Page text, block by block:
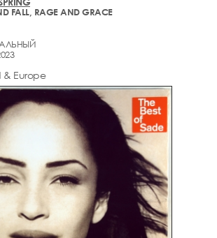
FALL, RAGE AND GRACE
& Europe